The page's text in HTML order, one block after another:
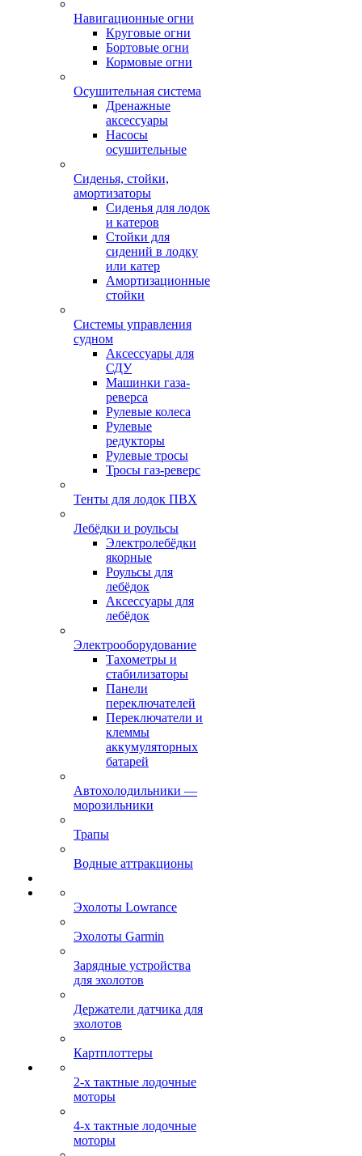
Навигационные огни
Круговые огни
Бортовые огни
Кормовые огни
Осушительная система
Дренажные
аксессуары
Насосы
осушительные
Сиденья, стойки,
амортизаторы
Сиденья для лодок
и катеров
Стойки для
сидений в лодку
или катер
Амортизационные
стойки
Системы управления
судном
Аксессуары для
СДУ
Машинки газа-
реверса
Рулевые колеса
Рулевые
редукторы
Рулевые тросы
Тросы газ-реверс
Тенты для лодок ПВХ
Лебёдки и роульсы
Электролебёдки
якорные
Роульсы для
лебёдок
Аксессуары для
лебёдок
Электрооборудование
Тахометры и
стабилизаторы
Панели
переключателей
Переключатели и
клеммы
аккумуляторных
батарей
Автохолодильники —
морозильники
Трапы
Водные аттракционы
Эхолоты Lowrance
Эхолоты Garmin
Зарядные устройства
для эхолотов
Держатели датчика для
эхолотов
Картплоттеры
2-х тактные лодочные
моторы
4-х тактные лодочные
моторы